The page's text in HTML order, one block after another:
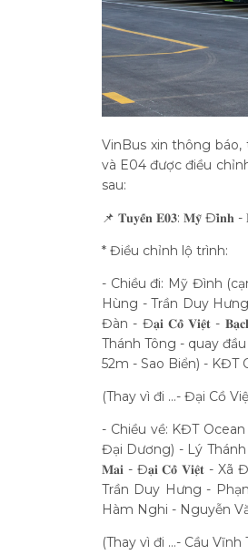
VinBus xin thông báo,
và E04 được điều
sau:
📌 𝐓𝐮𝐲𝐞̂́𝐧 𝐄𝟎𝟑: 𝐌𝐲̃ Đ𝐢̀𝐧𝐡
* Điều chỉnh lộ trình:
- Chiều đi: Mỹ Đình
Hùng - Trần Duy
Đàn - Đ𝐚̣𝐢 𝐂𝐨̂̀ 𝐕𝐢𝐞̣̂𝐭 -
Thánh Tông - quay
52m - Sao Biển) - KĐT
(Thay vì đi …- Đại Cồ
- Chiều về: KĐT
Đại Dương) - Lý Thánh
𝐌𝐚𝐢 - Đ𝐚̣𝐢 𝐂𝐨̂̀ 𝐕𝐢𝐞̣̂𝐭 -
Trần Duy Hưng -
Hàm Nghi - Nguyễn
(Thay vì đi …- Cầu Vĩnh